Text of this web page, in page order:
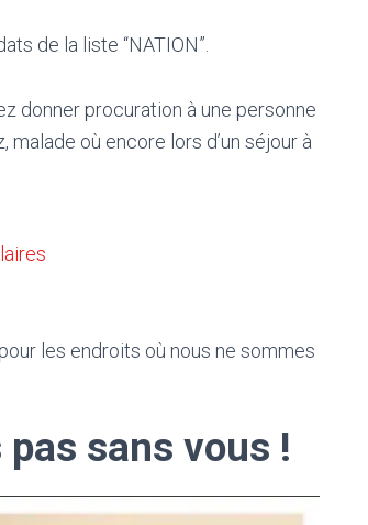
de la liste “NATION”.
donner procuration à une personne
où encore lors d’un séjour à
les endroits où nous ne sommes
sans vous !